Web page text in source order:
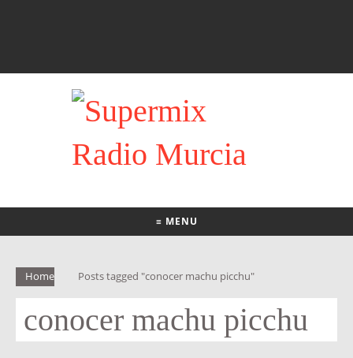
≡ MENU
Home Posts tagged "conocer machu picchu"
conocer machu picchu